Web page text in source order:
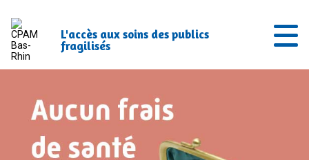
L'accès aux soins des publics
fragilisés